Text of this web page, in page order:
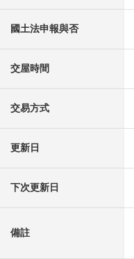
國土法申報與否
交屋時間
交易方式
更新日
下次更新日
備註